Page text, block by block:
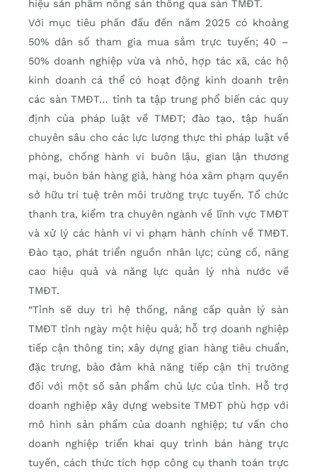
hiệu sản phẩm nông sản thông qua sàn TMĐT.
Với mục tiêu phấn đấu đến năm 2025 có khoảng
50% dân số tham gia mua sắm trực tuyến; 40 –
50% doanh nghiệp vừa và nhỏ, hợp tác xã, các hộ
kinh doanh cá thể có hoạt động kinh doanh trên
các sàn TMĐT… tỉnh ta tập trung phổ biến các quy
định của pháp luật về TMĐT; đào tạo, tập huấn
chuyên sâu cho các lực lượng thực thi pháp luật về
phòng, chống hành vi buôn lậu, gian lận thương
mại, buôn bán hàng giả, hàng hóa xâm phạm quyền
sở hữu trí tuệ trên môi trường trực tuyến. Tổ chức
thanh tra, kiểm tra chuyên ngành về lĩnh vực TMĐT
và xử lý các hành vi vi phạm hành chính về TMĐT.
Đào tạo, phát triển nguồn nhân lực; củng cố, nâng
cao hiệu quả và năng lực quản lý nhà nước về
TMĐT.
“Tỉnh sẽ duy trì hệ thống, nâng cấp quản lý sàn
TMĐT tỉnh ngày một hiệu quả; hỗ trợ doanh nghiệp
tiếp cận thông tin; xây dựng gian hàng tiêu chuẩn,
đặc trưng, bảo đảm khả năng tiếp cận thị trường
đối với một số sản phẩm chủ lực của tỉnh. Hỗ trợ
doanh nghiệp xây dựng website TMĐT phù hợp với
mô hình sản phẩm của doanh nghiệp; tư vấn cho
doanh nghiệp triển khai quy trình bán hàng trực
tuyến, cách thức tích hợp công cụ thanh toán trực